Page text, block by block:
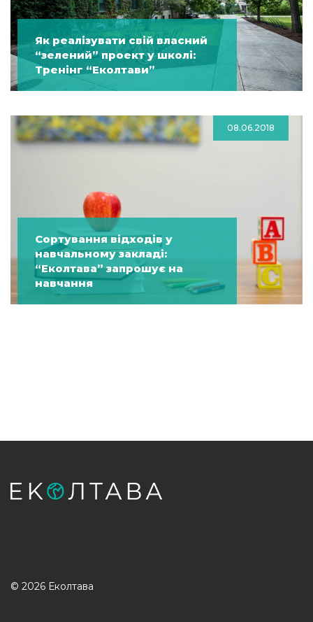
Як реалізувати свій власний
“зелений” проект у школі:
Тренінг “Еколтави”
08.06.2018
Сортування відходів у
навчальному закладі:
“Еколтава” запрошує на
навчання
© 2026 Еколтава